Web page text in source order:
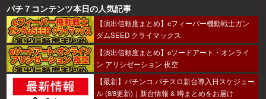
パチ７コンテンツ本日の人気記事
【演出信頼度まとめ】eフィーバー機動戦士ガン
ダムSEED クライマックス
【演出信頼度まとめ】eソードアート・オンライ
ン アリシゼーション 夜空
【最新】パチンコ パチスロ新台導入日スケジュー
ル (8/8更新)｜新台情報 & 噂まとめをお届け